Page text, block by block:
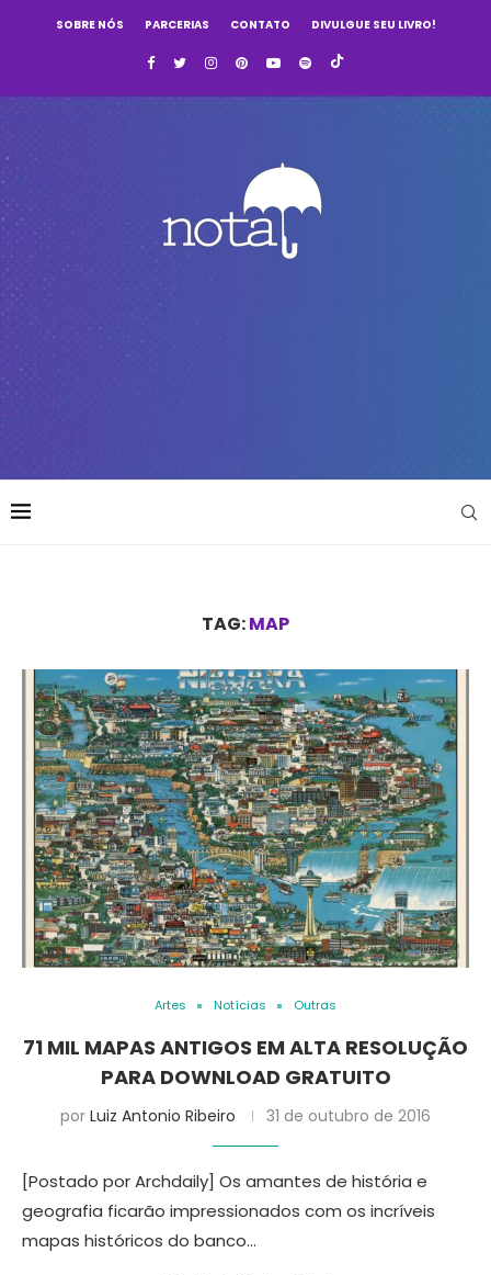
SOBRE NÓS PARCERIAS CONTATO DIVULGUE SEU LIVRO!
TAG:MAP
Artes Notícias Outras
71 MIL MAPAS ANTIGOS EM ALTA RESOLUÇÃO
PARA DOWNLOAD GRATUITO
por Luiz Antonio Ribeiro 31 de outubro de 2016
[Postado por Archdaily] Os amantes de história e
geografia ficarão impressionados com os incríveis
mapas históricos do banco…